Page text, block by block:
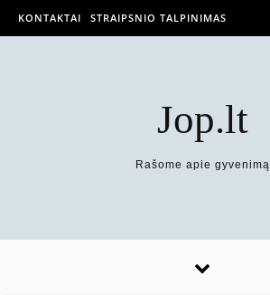
KONTAKTAI STRAIPSNIO TALPINIMAS
Jop.lt
Rašome apie gyvenimą